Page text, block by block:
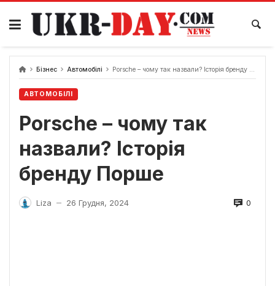
Перейти
вмісту
Бізнес Автомобілі Porsche – чому так назвали? Історія бренду Порше
АВТОМОБІЛІ
Porsche – чому так
назвали? Історія
бренду Порше
Liza — 26 Грудня, 2024 0